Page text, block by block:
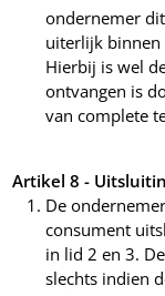
ondernemer
uiterlijk binnen
Hierbij is wel
ontvangen is
van complete
Artikel 8 -
De
consument
in lid 2 en 3.
slechts indien